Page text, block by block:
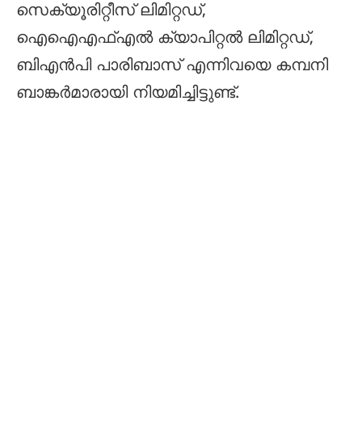
സെക്യൂരിറ്റീസ് ലിമിറ്റഡ്,
ഐഐഎഫ്എൽ ക്യാപിറ്റൽ ലിമിറ്റഡ്,
ബിഎൻപി പാരിബാസ് എന്നിവയെ കമ്പനി
ബാങ്കർമാരായി നിയമിച്ചിട്ടുണ്ട്.